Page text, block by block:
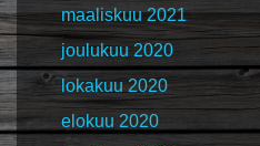
maaliskuu 2021
joulukuu 2020
lokakuu 2020
elokuu 2020